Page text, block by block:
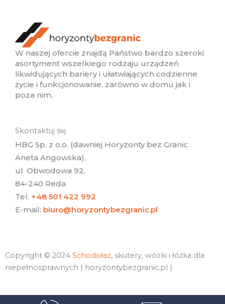
W naszej ofercie znajdą Państwo bardzo szeroki
asortyment wszelkiego rodzaju urządzeń
likwidujących bariery i ułatwiających codzienne
życie i funkcjonowanie, zarówno w domu jak i
poza nim.
Skontaktuj się
HBG Sp. z o.o. (dawniej Horyzonty bez Granic
Aneta Angowska),
ul. Obwodowa 92,
84-240 Reda
Tel. +48 501 422 992
E-mail: biuro@horyzontybezgranic.pl
Copyright © 2024 Schodołaz, skutery, wózki i łóżka dla
niepełnosprawnych | horyzontybezgranic.pl |